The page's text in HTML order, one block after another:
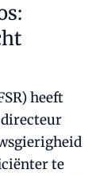
heeft
directeur
te